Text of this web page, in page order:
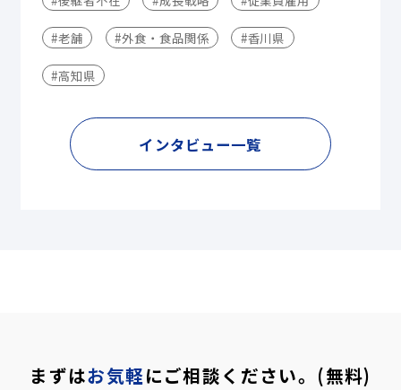
#老舗 #外食・食品関係 #香川県
#高知県
インタビュー一覧
まずはお気軽にご相談ください。(無料)